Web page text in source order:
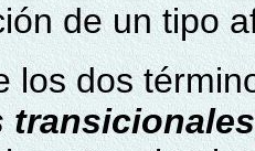
de un tipo
los dos